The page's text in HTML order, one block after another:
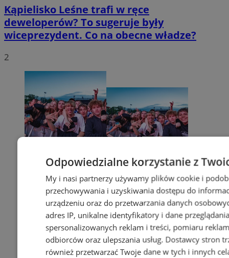
Kąpielisko Leśne trafi w ręce
deweloperów? To sugeruje były
wiceprezydent. Co na obecne władze?
2
Odpowiedzialne korzystanie z
My i nasi partnerzy używamy plików cookie i
przechowywania i uzyskiwania dostępu do
urządzeniu oraz do przetwarzania danych
adres IP, unikalne identyfikatory i dane
spersonalizowanych reklam i treści, pomiaru
odbiorców oraz ulepszania usług. Dostawcy stron
również przetwarzać Twoje dane w tych i innych